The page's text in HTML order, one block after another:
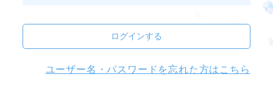
ログインする
ユーザー名・パスワードを忘れた方はこちら